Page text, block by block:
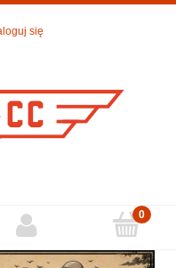
się